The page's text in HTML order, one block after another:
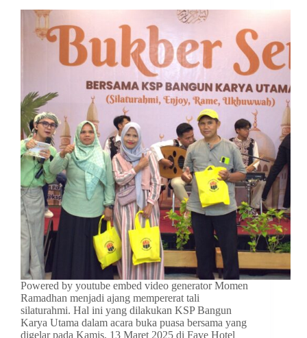
Powered by youtube embed video generator Momen
Ramadhan menjadi ajang mempererat tali
silaturahmi. Hal ini yang dilakukan KSP Bangun
Karya Utama dalam acara buka puasa bersama yang
digelar pada Kamis, 13 Maret 2025 di Fave Hotel